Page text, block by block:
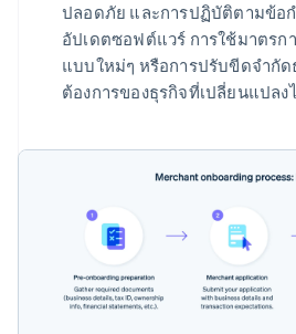
ปลอดภัย และการปฏิบัติตามข้อ
อัปเดตซอฟต์แวร์ การใช้มาตรก
แบบใหม่ๆ หรือการปรับขีดจำกั
ต้องการของธุรกิจที่เปลี่ยนแปลง